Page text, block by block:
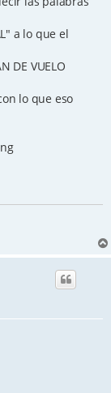
a lo que el
DE VUELO
lo que eso